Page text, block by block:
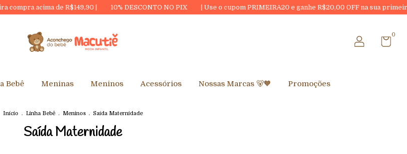
de R$149,90 | 10% DESCONTO NO PIX | Use o cupom PRIMEIRA20 e ganhe R$20,00 OFF na sua primeira compra
0
Bebê Meninas Meninos Acessórios Nossas Marcas 🐻🧡 Promoções
Início . Linha Bebê . Meninos . Saída Maternidade
Saída Maternidade